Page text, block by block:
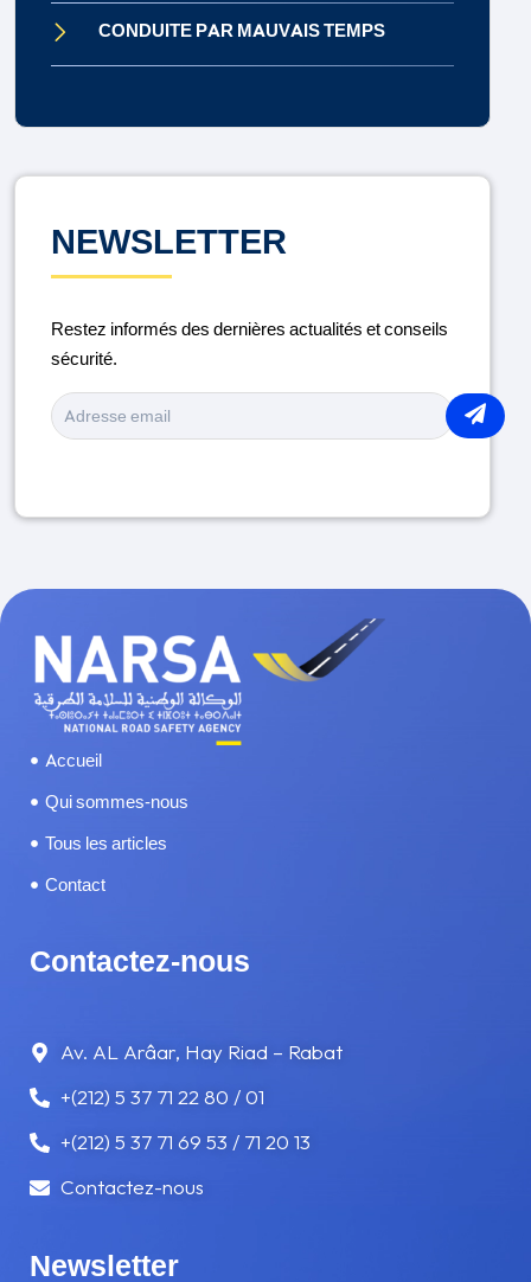
CONDUITE PAR MAUVAIS TEMPS
ENTRETIEN DU VÉHICULE
MÉDICAMENTS ET CONDUITE
PORT DU CASQUE
RAMADAN
SÉCURITÉ ROUTIÈRE
SOMNOLENCE ET FATIGUE
TRAMWAY
VOYAGE
NEWSLETTER
Restez informés des dernières actualités et conseils
sécurité.
Accueil
Qui sommes-nous
Tous les articles
Contact
Contactez-nous
Av. AL Arâar, Hay Riad – Rabat
+(212) 5 37 71 22 80 / 01
+(212) 5 37 71 69 53 / 71 20 13
Contactez-nous
Newsletter